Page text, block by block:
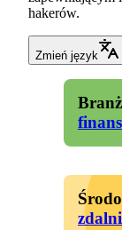
hakerów.
Zmień język